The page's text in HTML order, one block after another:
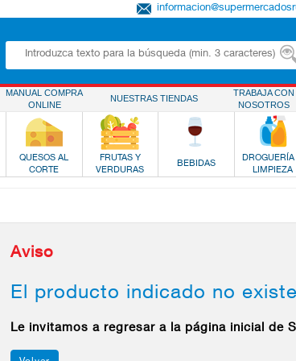
MANUAL COMPRA
ONLINE
NUESTRAS TIENDAS
TRABAJA CON
NOSOTROS
QUESOS AL
CORTE
FRUTAS Y
VERDURAS
BEBIDAS
DROGUERÍA
LIMPIEZA
Aviso
El producto indicado no existe
Le invitamos a regresar a la página inicial de